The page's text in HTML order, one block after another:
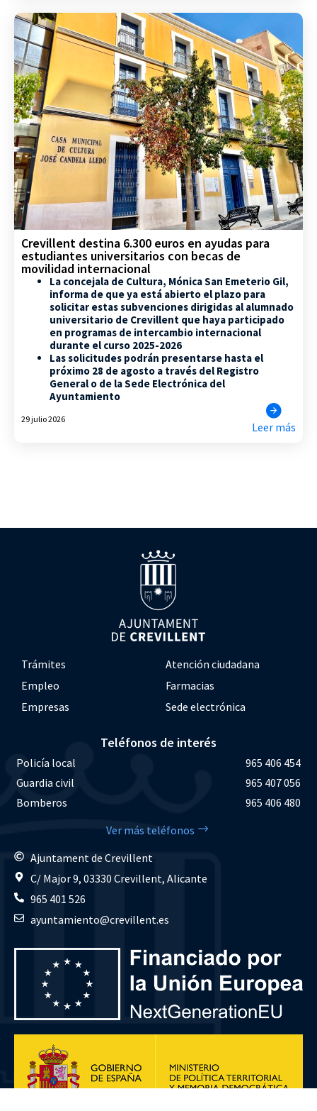
Crevillent destina 6.300 euros en ayudas para
estudiantes universitarios con becas de
movilidad internacional
La concejala de Cultura, Mónica San Emeterio Gil,
informa de que ya está abierto el plazo para
solicitar estas subvenciones dirigidas al alumnado
universitario de Crevillent que haya participado
en programas de intercambio internacional
durante el curso 2025-2026
Las solicitudes podrán presentarse hasta el
próximo 28 de agosto a través del Registro
General o de la Sede Electrónica del
Ayuntamiento
29 julio 2026
Leer más
Trámites
Atención ciudadana
Empleo
Farmacias
Empresas
Sede electrónica
Teléfonos de interés
Policía local
965 406 454
Guardia civil
965 407 056
Bomberos
965 406 480
Ver más teléfonos
Ajuntament de Crevillent
C/ Major 9, 03330 Crevillent, Alicante
965 401 526
ayuntamiento@crevillent.es